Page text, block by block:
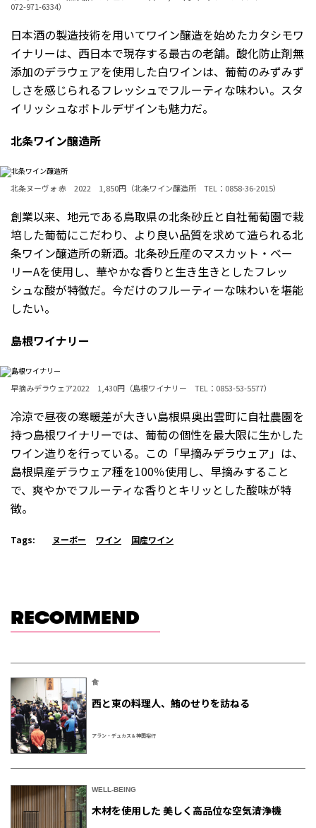
072-971-6334）
日本酒の製造技術を用いてワイン醸造を始めたカタシモワ
イナリーは、西日本で現存する最古の老舗。酸化防止剤無
添加のデラウェアを使用した白ワインは、葡萄のみずみず
しさを感じられるフレッシュでフルーティな味わい。スタ
イリッシュなボトルデザインも魅力だ。
北条ワイン醸造所
北条ヌーヴォ 赤 2022 1,850円（北条ワイン醸造所 TEL：0858-36-2015）
創業以来、地元である鳥取県の北条砂丘と自社葡萄園で栽
培した葡萄にこだわり、より良い品質を求めて造られる北
条ワイン醸造所の新酒。北条砂丘産のマスカット・ベー
リーAを使用し、華やかな香りと生き生きとしたフレッ
シュな酸が特徴だ。今だけのフルーティーな味わいを堪能
したい。
島根ワイナリー
早摘みデラウェア2022 1,430円（島根ワイナリー TEL：0853-53-5577）
冷涼で昼夜の寒暖差が大きい島根県奥出雲町に自社農園を
持つ島根ワイナリーでは、葡萄の個性を最大限に生かした
ワイン造りを行っている。この「早摘みデラウェア」は、
島根県産デラウェア種を100％使用し、早摘みすること
で、爽やかでフルーティな香りとキリッとした酸味が特
徴。
Tags: ヌーボー ワイン 国産ワイン
RECOMMEND
食
西と東の料理人、鮪のせりを訪ねる
アラン・デュカス＆神田裕行
WELL-BEING
木材を使用した 美しく高品位な空気清浄機